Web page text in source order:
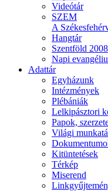
Videótár
SZEM
A
Hangtár
Szentföld 2008
Napi
Adattár
Egyházunk
Intézmények
Plébániák
Lelkipásztori
Papok,
Világi
Kitüntetések
Térkép
Miserend